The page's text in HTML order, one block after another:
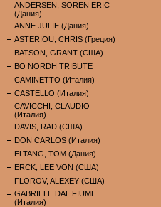
ANDERSEN, SOREN ERIC
(Дания)
ANNE JULIE (Дания)
ASTERIOU, CHRIS (Греция)
BATSON, GRANT (США)
BO NORDH TRIBUTE
CAMINETTO (Италия)
CASTELLO (Италия)
CAVICCHI, CLAUDIO
(Италия)
DAVIS, RAD (США)
DON CARLOS (Италия)
ELTANG, TOM (Дания)
ERCK, LEE VON (США)
FLOROV, ALEXEY (США)
GABRIELE DAL FIUME
(Италия)